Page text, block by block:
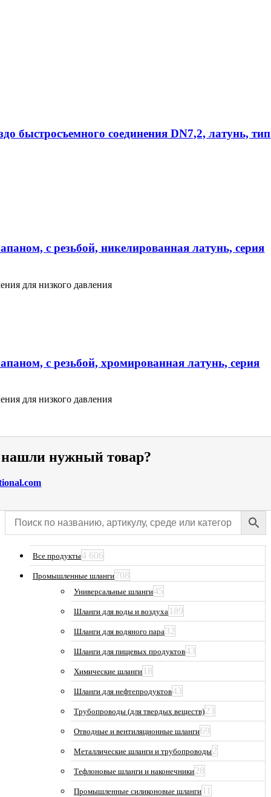
быстросъемного соединения DN7,2, латунь, тип
с резьбой, никелированная латунь, серия
для низкого давления
с резьбой, хромированная латунь, серия
для низкого давления
нужный товар?
Все продукты4 606
Промышленные шланги708
Универсальные шланги45
Шланги для воды и воздуха 189
Шланги для водяного пара32
Шланги для пищевых продуктов43
Химические шланги 18
Шланги для нефтепродуктов43
Трубопроводы (для твердых веществ)23
Отводные и вентиляционные шланги69
Металлические шланги и трубопроводы2
Тефлоновые шланги и наконечники28
Промышленные силиконовые шланги 11